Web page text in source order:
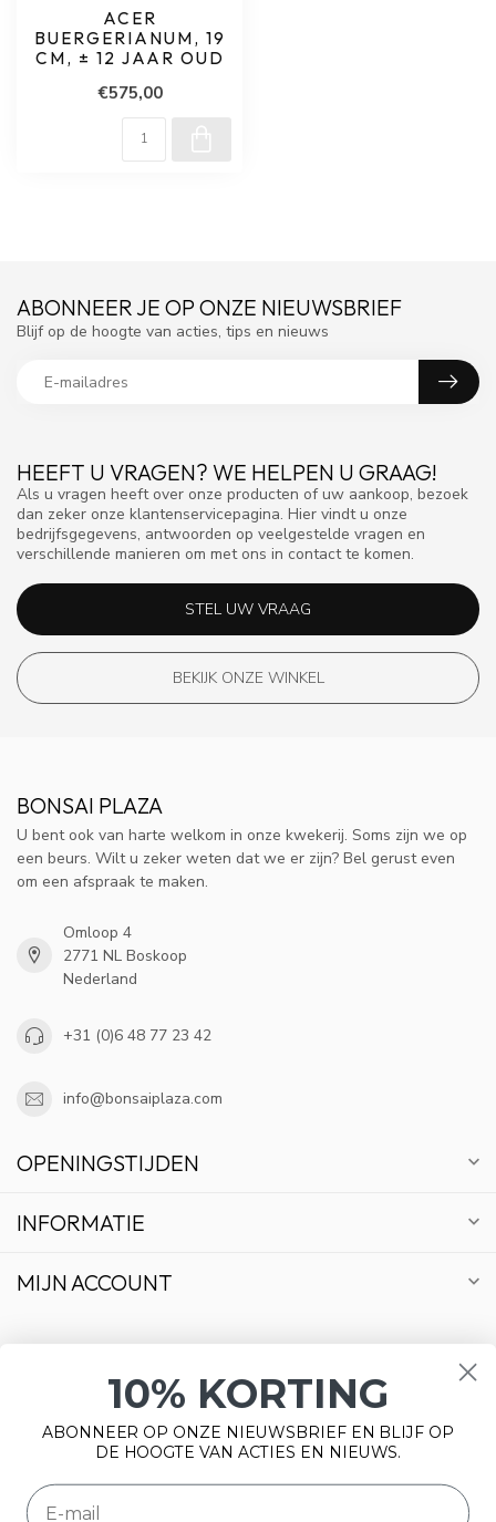
ACER
BUERGERIANUM, 19
CM, ± 12 JAAR OUD
€575,00
HEEFT U VRAGEN? WE HELPEN U GRAAG!
Als u vragen heeft over onze producten of uw aankoop, bezoek
dan zeker onze klantenservicepagina. Hier vindt u onze
bedrijfsgegevens, antwoorden op veelgestelde vragen en
verschillende manieren om met ons in contact te komen.
STEL UW VRAAG
BEKIJK ONZE WINKEL
ABONNEER JE OP ONZE NIEUWSBRIEF
Blijf op de hoogte van acties, tips en nieuws
BONSAI PLAZA
U bent ook van harte welkom in onze kwekerij. Soms zijn we op
een beurs. Wilt u zeker weten dat we er zijn? Bel gerust even
om een afspraak te maken.
Omloop 4
2771 NL Boskoop
Nederland
+31 (0)6 48 77 23 42
info@bonsaiplaza.com
OPENINGSTIJDEN
INFORMATIE
MIJN ACCOUNT
10% KORTING
ABONNEER OP ONZE NIEUWSBRIEF EN BLIJF OP
DE HOOGTE VAN ACTIES EN NIEUWS.